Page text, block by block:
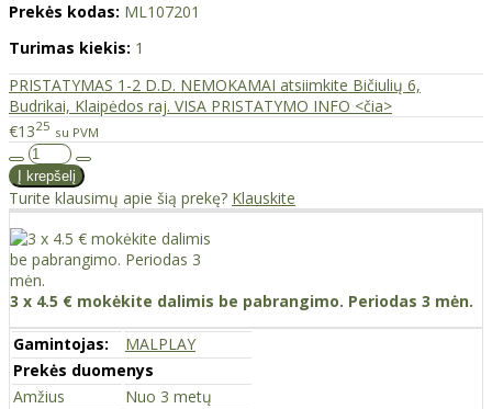
Prekės kodas: ML107201
Turimas kiekis: 1
PRISTATYMAS 1-2 D.D. NEMOKAMAI atsiimkite Bičiulių 6,
Budrikai, Klaipėdos raj. VISA PRISTATYMO INFO <čia>
€1325 su PVM
Turite klausimų apie šią prekę? Klauskite
3 x 4.5 € mokėkite dalimis be pabrangimo. Periodas 3 mėn.
Gamintojas:
MALPLAY
Prekės duomenys
Amžius
Nuo 3 metų